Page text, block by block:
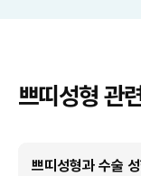
쁘띠성형 관
쁘띠성형 비용은
쁘띠성형 비용
쁘띠성형 효과는
쁘띠성형 효과
쁘띠성형 후 바로
쁘띠성형 후 바로 일
쁘띠성형을 자주
쁘띠성형을 자주 받으
쁘띠성형과 수술
쁘띠성형과 수술 성형